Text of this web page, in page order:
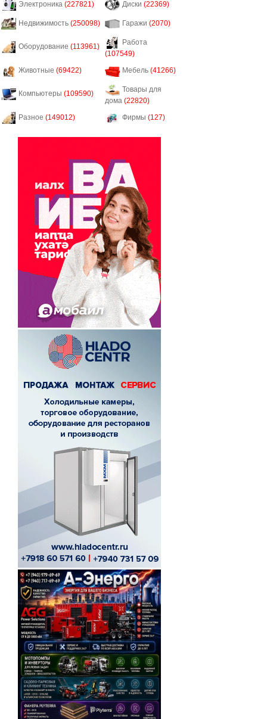
Электроника (227821) Диски (22369)
Недвижимость (250098) Гаражи (2070)
Оборудование (113961)
Работа
(107549)
Животные (69422) Мебель (41266)
Компьютеры (109590)
Товары для
дома (22820)
Разное (149012) Фирмы (127)